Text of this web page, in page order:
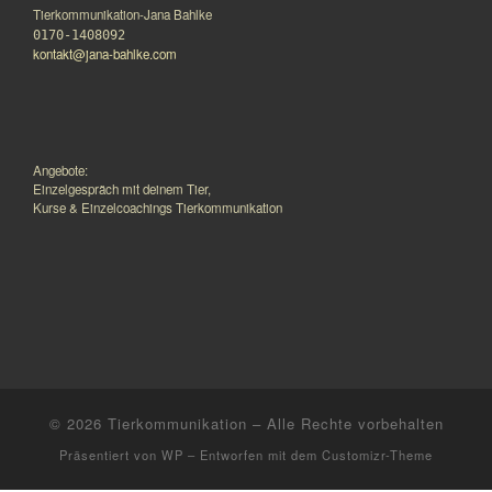
Tierkommunikation-Jana Bahlke
0170-1408092
kontakt@jana-bahlke.com
Angebote:
Einzelgespräch mit deinem Tier,
Kurse & Einzelcoachings Tierkommunikation
© 2026 Tierkommunikation – Alle Rechte vorbehalten
Präsentiert von WP – Entworfen mit dem Customizr-Theme